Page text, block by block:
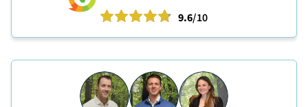
9.6/10